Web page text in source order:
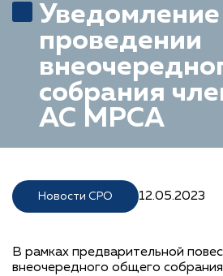
Уведомление
проведении
собрания
АС МРСА
Новости СРО 12.05.2023
В рамках предварительной
внеочередного общего